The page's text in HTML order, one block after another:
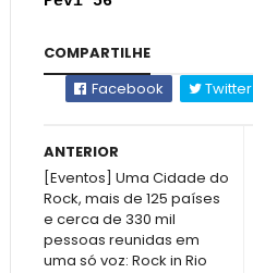
COMPARTILHE
Facebook
Twitter
ANTERIOR
[Eventos] Uma Cidade do
Rock, mais de 125 países
e cerca de 330 mil
pessoas reunidas em
uma só voz: Rock in Rio